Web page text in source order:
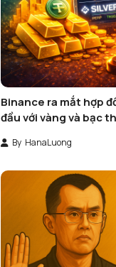
Binance ra mắt hợp
đầu với vàng và bạc
By HanaLuong